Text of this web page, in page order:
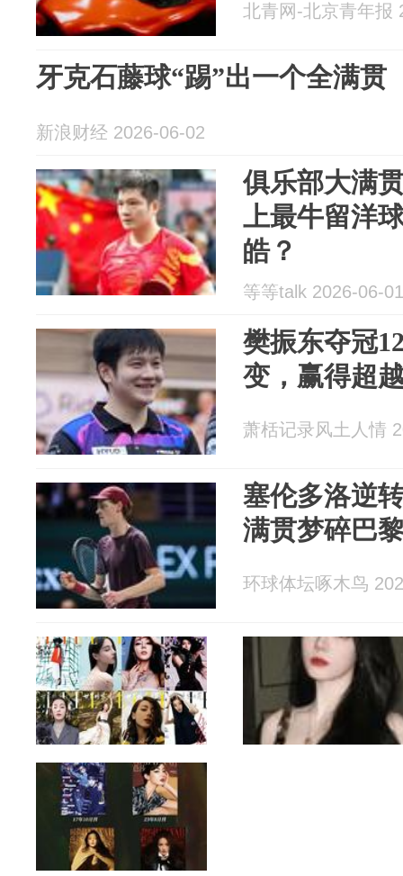
北青网-北京青年报
牙克石藤球“踢”出一个全满贯
新浪财经 2026-06-02
俱乐部大满
上最牛留洋
皓？
等等talk 2026-06-01
樊振东夺冠
变，赢得超
萧栝记录风土人情
塞伦多洛逆
满贯梦碎巴
环球体坛啄木鸟